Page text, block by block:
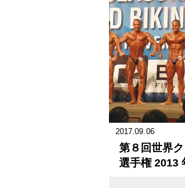
2017.09.06
第８回世界
選手権 2013
18 日（月）